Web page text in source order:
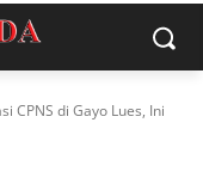
CPNS di Gayo Lues, Ini